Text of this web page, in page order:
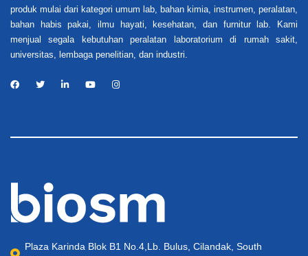
produk mulai dari kategori umum lab, bahan kimia, instrumen, peralatan,
bahan habis pakai, ilmu hayati, kesehatan, dan furnitur lab. Kami
menjual segala kebutuhan peralatan laboratorium di rumah sakit,
universitas, lembaga penelitian, dan industri.
Plaza Karinda Blok B1 No.4,Lb. Bulus, Cilandak, South